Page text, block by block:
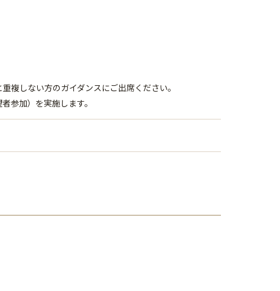
複しない方のガイダンスにご出席ください。
参加）を実施します。